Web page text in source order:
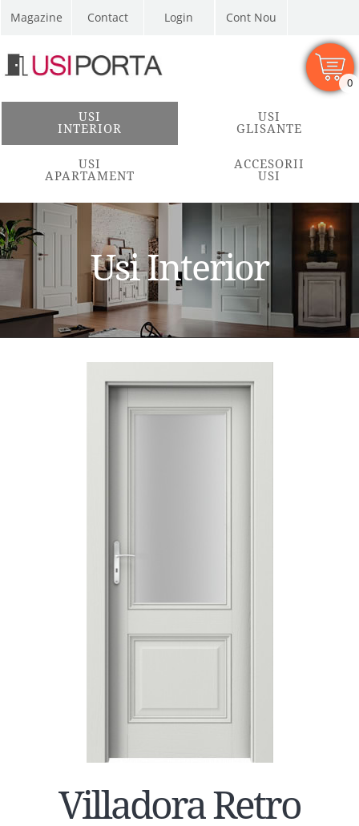
Magazine Contact Cont Nou
0
USI
INTERIOR
USI
GLISANTE
USI
APARTAMENT
ACCESORII
USI
Usi Interior
Villadora Retro